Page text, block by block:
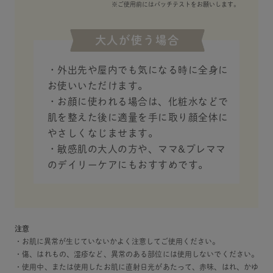
※ご使用前にはパッチテストをお願いします。
大人が使う場合
・外出先や屋内でも気になる時に全身に
お使いいただけます。
・お顔に使われる場合は、化粧水などで
肌を整えた後に適量を手に取り顔全体に
やさしくなじませます。
・敏感肌の大人の方や、ママ&プレママ
のデイリーケアにもおすすめです。
注意
・お肌に異常が生じていないかよく注意してご使用ください。
・傷、はれもの、湿疹など、異常のある部位には使用しないでください。
・使用中、または使用したお肌に直射日光があたって、赤味、はれ、かゆ